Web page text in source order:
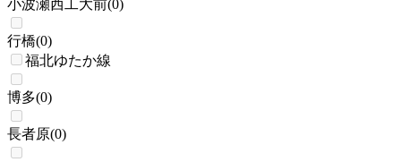
小波瀬西工大前(0)
行橋(0)
福北ゆたか線
博多(0)
長者原(0)